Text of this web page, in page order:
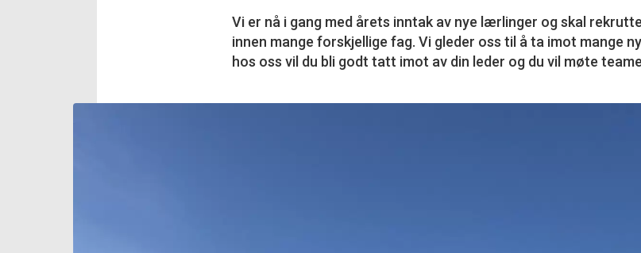
Vi er nå i gang med årets inntak av nye lærlinger og skal
innen mange forskjellige fag. Vi gleder oss til å ta imot mange
hos oss vil du bli godt tatt imot av din leder og du vil møte